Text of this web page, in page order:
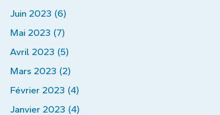
Juin 2023 (6)
Mai 2023 (7)
Avril 2023 (5)
Mars 2023 (2)
Février 2023 (4)
Janvier 2023 (4)